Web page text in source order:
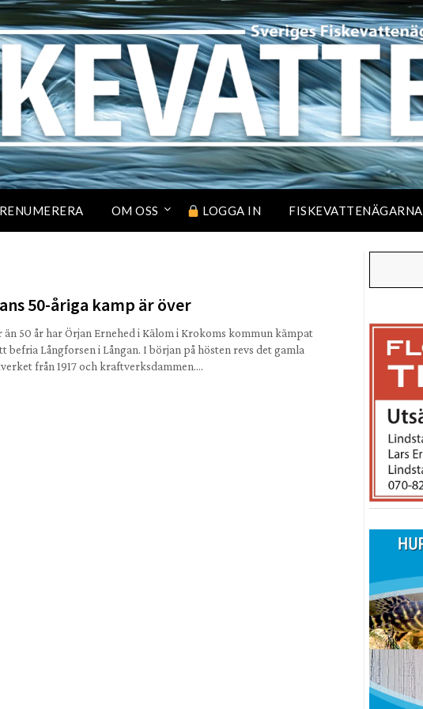
OM OSS LOGGA IN FISKEVATTENÄGARNA
50-åriga kamp är över
än 50 år har Örjan Ernehed i Kälom i Krokoms kommun kämpat
befria Långforsen i Långan. I början på hösten revs det gamla
från 1917 och kraftverksdammen….